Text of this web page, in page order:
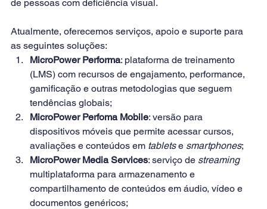
de pessoas com deficiência visual.
Atualmente, oferecemos serviços, apoio e suporte para
as seguintes soluções:
MicroPower Performa: plataforma de treinamento
(LMS) com recursos de engajamento, performance,
gamificação e outras metodologias que seguem
tendências globais;
MicroPower Perfoma Mobile: versão para
dispositivos móveis que permite acessar cursos,
avaliações e conteúdos em tablets e smartphones;
MicroPower Media Services: serviço de streaming
multiplataforma para armazenamento e
compartilhamento de conteúdos em áudio, vídeo e
documentos genéricos;